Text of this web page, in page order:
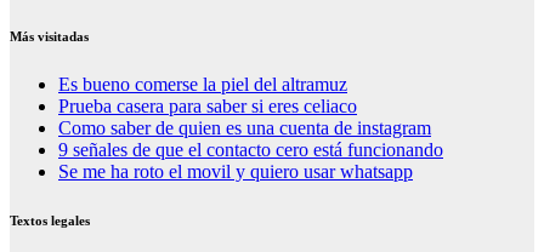
Más visitadas
Es bueno comerse la piel del altramuz
Prueba casera para saber si eres celiaco
Como saber de quien es una cuenta de instagram
9 señales de que el contacto cero está funcionando
Se me ha roto el movil y quiero usar whatsapp
Textos legales